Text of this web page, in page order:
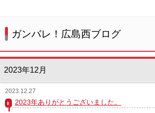
試合結果
想い出アルバム
ガンバレ！広島西ブログ
2023年12月
2023.12.27
2023年ありがとうございました。